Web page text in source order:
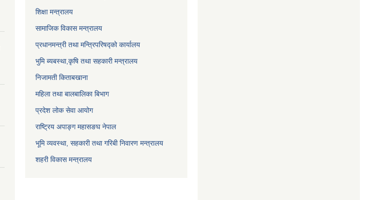
शिक्षा मन्त्रालय
सामाजिक विकास मन्त्रालय
प्रधानमन्त्री तथा मन्त्रिपरिषद्को कार्यालय
भुमि ब्यबस्था,कृषि तथा सहकारी मन्त्रालय
निजामती किताबखाना
महिला तथा बालबालिका बिभाग
प्रदेश लोक सेवा आयोग
राष्ट्रिय अपाङ्ग महासङघ नेपाल
भूमि व्यवस्था, सहकारी तथा गरिबी निवारण मन्त्रालय
शहरी विकास मन्त्रालय